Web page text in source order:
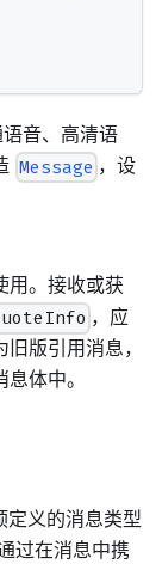
音、高清语
Message ，设
用。接收或获
，应
版引用消息，
息体中。
定义的消息类型
过在消息中携